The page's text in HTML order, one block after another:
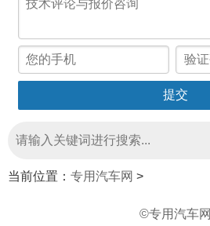
当前位置： 专用汽车网 >
©专用汽车网